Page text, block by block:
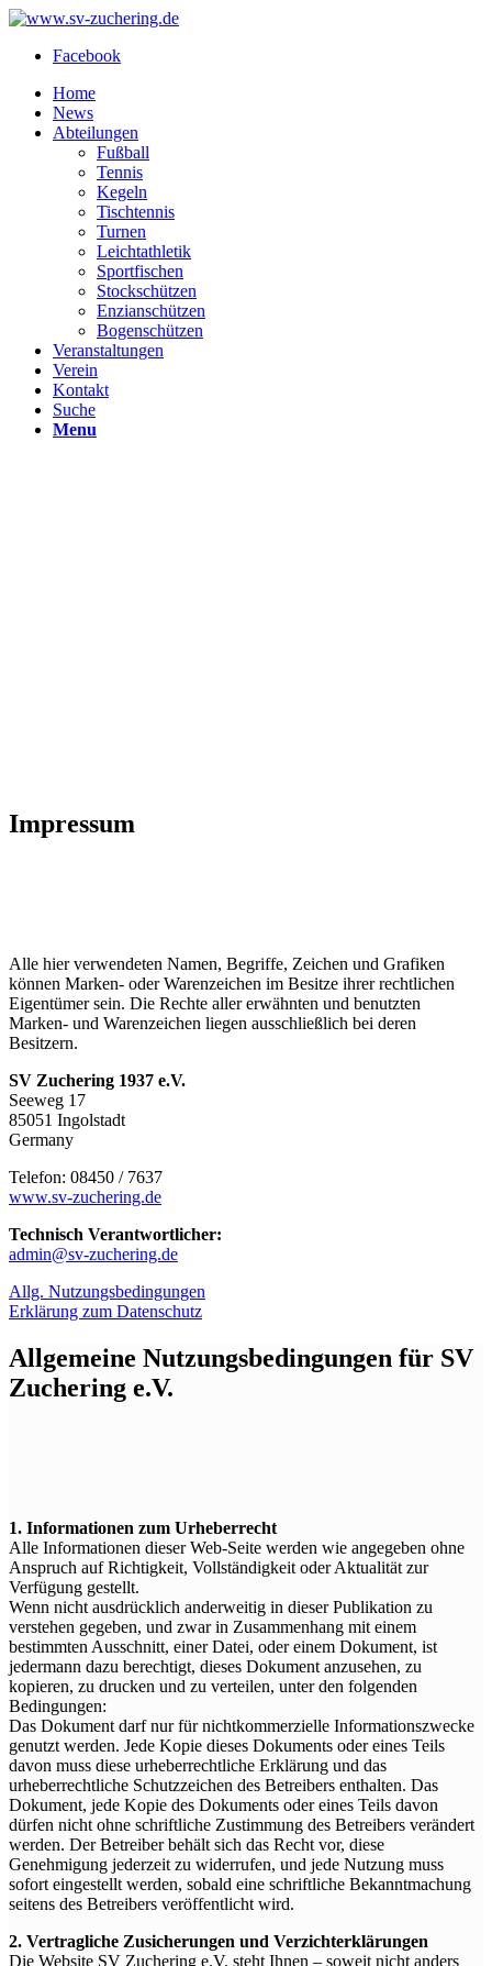
Facebook
Home
News
Abteilungen
Fußball
Tennis
Kegeln
Tischtennis
Turnen
Leichtathletik
Sportfischen
Stockschützen
Enzianschützen
Bogenschützen
Veranstaltungen
Verein
Kontakt
Suche
Menu
Impressum
Alle hier verwendeten Namen, Begriffe, Zeichen und Grafiken
können Marken- oder Warenzeichen im Besitze ihrer rechtlichen
Eigentümer sein. Die Rechte aller erwähnten und benutzten
Marken- und Warenzeichen liegen ausschließlich bei deren
Besitzern.
SV Zuchering 1937 e.V.
Seeweg 17
85051 Ingolstadt
Germany
Telefon: 08450 / 7637
www.sv-zuchering.de
Technisch Verantwortlicher:
admin@sv-zuchering.de
Allg. Nutzungsbedingungen
Erklärung zum Datenschutz
Allgemeine Nutzungsbedingungen für SV
Zuchering e.V.
1. Informationen zum Urheberrecht
Alle Informationen dieser Web-Seite werden wie angegeben ohne
Anspruch auf Richtigkeit, Vollständigkeit oder Aktualität zur
Verfügung gestellt.
Wenn nicht ausdrücklich anderweitig in dieser Publikation zu
verstehen gegeben, und zwar in Zusammenhang mit einem
bestimmten Ausschnitt, einer Datei, oder einem Dokument, ist
jedermann dazu berechtigt, dieses Dokument anzusehen, zu
kopieren, zu drucken und zu verteilen, unter den folgenden
Bedingungen:
Das Dokument darf nur für nichtkommerzielle Informationszwecke
genutzt werden. Jede Kopie dieses Dokuments oder eines Teils
davon muss diese urheberrechtliche Erklärung und das
urheberrechtliche Schutzzeichen des Betreibers enthalten. Das
Dokument, jede Kopie des Dokuments oder eines Teils davon
dürfen nicht ohne schriftliche Zustimmung des Betreibers verändert
werden. Der Betreiber behält sich das Recht vor, diese
Genehmigung jederzeit zu widerrufen, und jede Nutzung muss
sofort eingestellt werden, sobald eine schriftliche Bekanntmachung
seitens des Betreibers veröffentlicht wird.
2. Vertragliche Zusicherungen und Verzichterklärungen
Die Website SV Zuchering e.V. steht Ihnen – soweit nicht anders